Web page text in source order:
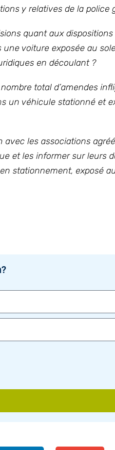
y relatives de la police
quant aux dispositions
une voiture exposée au
en découlant ?
total d’amendes
un véhicule stationné et
les associations
et les informer sur leurs
stationnement, exposé